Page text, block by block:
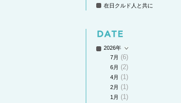
在日クルド人と共に
2026年
7月
(6)
6月 (2)
4月 (1)
2月 (1)
1月 (1)